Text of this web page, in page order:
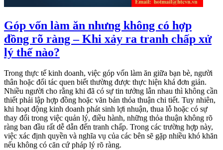
Góp vốn làm ăn nhưng không có hợp
đồng rõ ràng – Khi xảy ra tranh chấp xử
lý thế nào?
Trong thực tế kinh doanh, việc góp vốn làm ăn giữa bạn bè, người
thân hoặc đối tác quen biết thường được thực hiện khá đơn giản.
Nhiều người cho rằng khi đã có sự tin tưởng lẫn nhau thì không cần
thiết phải lập hợp đồng hoặc văn bản thỏa thuận chi tiết. Tuy nhiên,
khi hoạt động kinh doanh phát sinh lợi nhuận, thua lỗ hoặc có sự
thay đổi trong việc quản lý, điều hành, những thỏa thuận không rõ
ràng ban đầu rất dễ dẫn đến tranh chấp. Trong các trường hợp này,
việc xác định quyền và nghĩa vụ của các bên sẽ gặp nhiều khó khăn
nếu không có căn cứ pháp lý rõ ràng.